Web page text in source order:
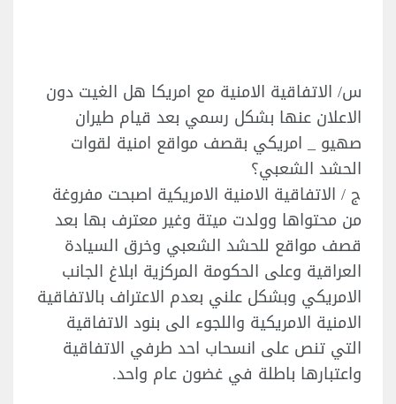
س/ الاتفاقية الامنية مع امريكا هل الغيت دون
الاعلان عنها بشكل رسمي بعد قيام طيران
صهيو _ امريكي بقصف مواقع امنية لقوات
الحشد الشعبي؟
ج / الاتفاقية الامنية الامريكية اصبحت مفروغة
من محتواها وولدت ميتة وغير معترف بها بعد
قصف مواقع للحشد الشعبي وخرق السيادة
العراقية وعلى الحكومة المركزية ابلاغ الجانب
الامريكي وبشكل علني بعدم الاعتراف بالاتفاقية
الامنية الامريكية واللجوء الى بنود الاتفاقية
التي تنص على انسحاب احد طرفي الاتفاقية
واعتبارها باطلة في غضون عام واحد.